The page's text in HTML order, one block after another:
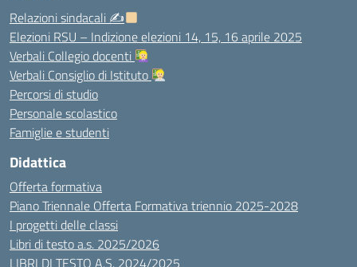
Relazioni sindacali ✍
Elezioni RSU – Indizione elezioni 14, 15, 16 aprile 2025
Verbali Collegio docenti
Verbali Consiglio di Istituto
Percorsi di studio
Personale scolastico
Famiglie e studenti
Didattica
Offerta formativa
Piano Triennale Offerta Formativa triennio 2025-2028
I progetti delle classi
Libri di testo a.s. 2025/2026
LIBRI DI TESTO A.S. 2024/2025